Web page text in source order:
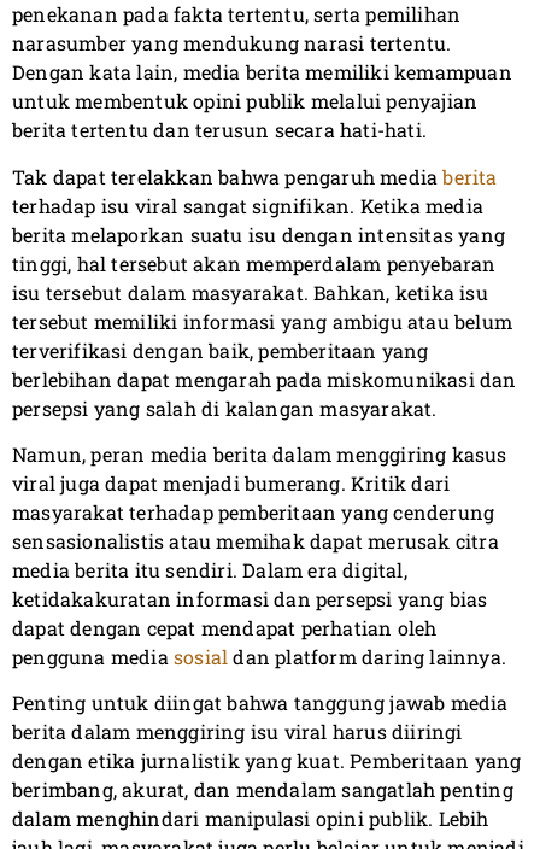
penekanan pada fakta tertentu, serta pemilihan
narasumber yang mendukung narasi tertentu.
Dengan kata lain, media berita memiliki kemampuan
untuk membentuk opini publik melalui penyajian
berita tertentu dan terusun secara hati-hati.
Tak dapat terelakkan bahwa pengaruh mediaberita
terhadap isu viral sangat signifikan. Ketika media
berita melaporkan suatu isu dengan intensitas yang
tinggi, hal tersebut akan memperdalam penyebaran
isu tersebut dalam masyarakat. Bahkan, ketika isu
tersebut memiliki informasi yang ambigu atau belum
terverifikasi dengan baik, pemberitaan yang
berlebihan dapat mengarah pada miskomunikasi dan
persepsi yang salah di kalangan masyarakat.
Namun, peran media berita dalam menggiring kasus
viral juga dapat menjadi bumerang. Kritik dari
masyarakat terhadap pemberitaan yang cenderung
sensasionalistis atau memihak dapat merusak citra
media berita itu sendiri. Dalam era digital,
ketidakakuratan informasi dan persepsi yang bias
dapat dengan cepat mendapat perhatian oleh
pengguna media sosial dan platform daring lainnya.
Penting untuk diingat bahwa tanggung jawab media
berita dalam menggiring isu viral harus diiringi
dengan etika jurnalistik yang kuat. Pemberitaan yang
berimbang, akurat, dan mendalam sangatlah penting
dalam menghindari manipulasi opini publik. Lebih